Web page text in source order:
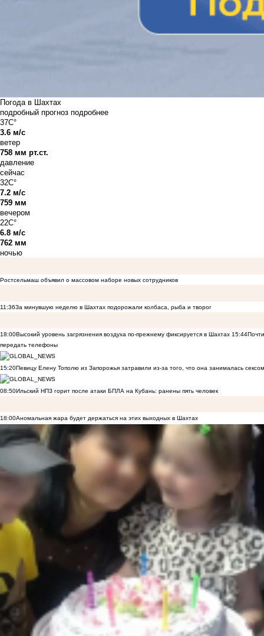
Погода в Шахтах
подробный прогноз подробнее
37C°
3.6 м/с
ветер
758 мм рт.ст.
давление
сейчас
32C°
7.2 м/с
759 мм
вечером
22C°
6.8 м/с
762 мм
ночью
Ростсельмаш объявил о массовом наборе новых сотрудников
11:36За минувшую неделю в Шахтах подорожали колбаса, рыба и творог
18:00Высокий уровень загрязнения воздуха по-прежнему фиксируется в Шахтах 15:44
передать телефоны
15:20Певицу Елену Тополю из Запорожья затравили из-за того, что она занималась
08:50Ильский НПЗ горит после атаки БПЛА на Кубань: ранены пять человек
18:00Аномальная жара будет держаться на этих выходных в Шахтах